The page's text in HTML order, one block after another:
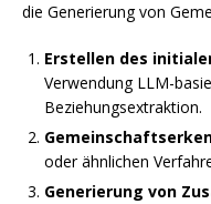
die Generierung von
Erstellen des
Verwendung LLM-
Beziehungsextraktion.
oder ähnlichen
Generierung von